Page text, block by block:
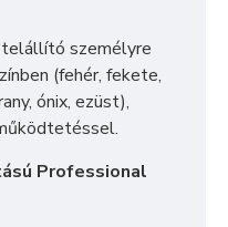
személyre
(fehér, fekete,
ónix, ezüst),
Professional